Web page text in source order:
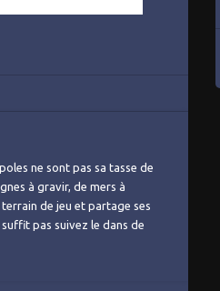
ne sont pas sa tasse de
à gravir, de mers à
de jeu et partage ses
pas suivez le dans de